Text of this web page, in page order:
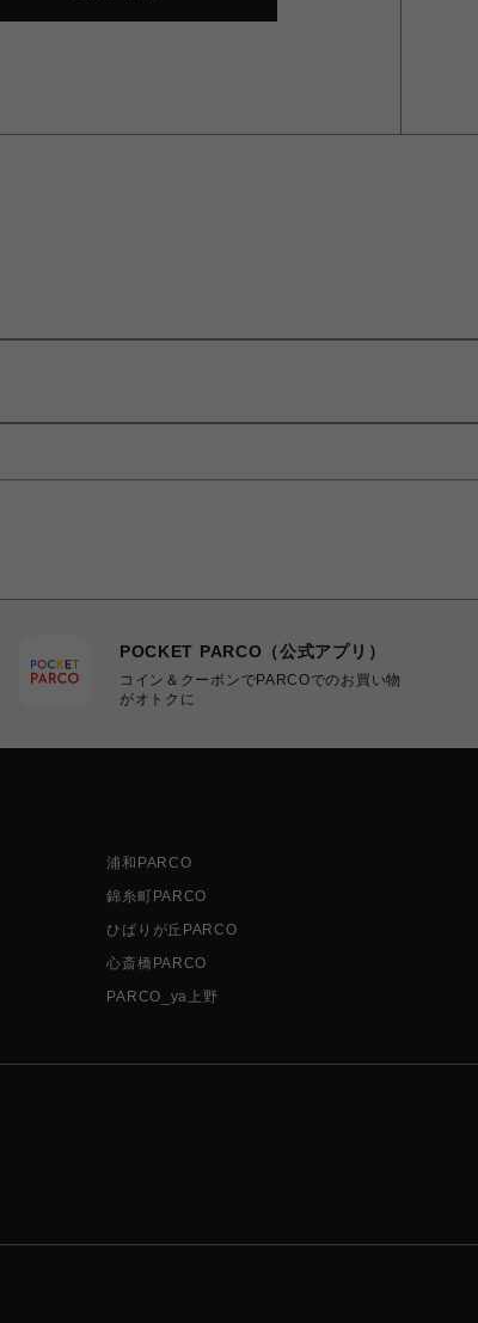
POCKET PARCO（公式アプリ）
コイン＆クーポンでPARCOでのお買い物
がオトクに
浦和PARCO
錦糸町PARCO
ひばりが丘PARCO
心斎橋PARCO
PARCO_ya上野